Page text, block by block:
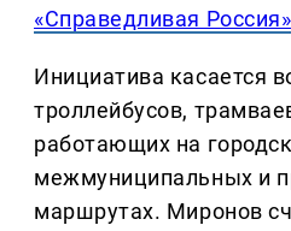
«Справедливая Россия»
Инициатива касается
троллейбусов,
работающих на
межмуниципальных и
маршрутах. Миронов